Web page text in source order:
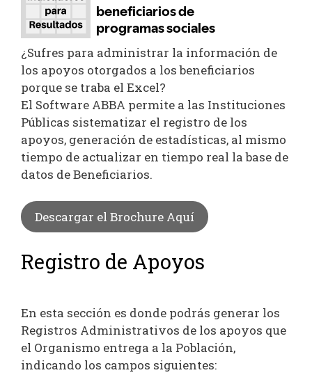
¿Sufres para administrar la información de
los apoyos otorgados a los beneficiarios
porque se traba el Excel?
El Software ABBA permite a las Instituciones
Públicas sistematizar el registro de los
apoyos, generación de estadísticas, al mismo
tiempo de actualizar en tiempo real la base de
datos de Beneficiarios.
Descargar el Brochure Aquí
Registro de Apoyos
En esta sección es donde podrás generar los
Registros Administrativos de los apoyos que
el Organismo entrega a la Población,
indicando los campos siguientes: